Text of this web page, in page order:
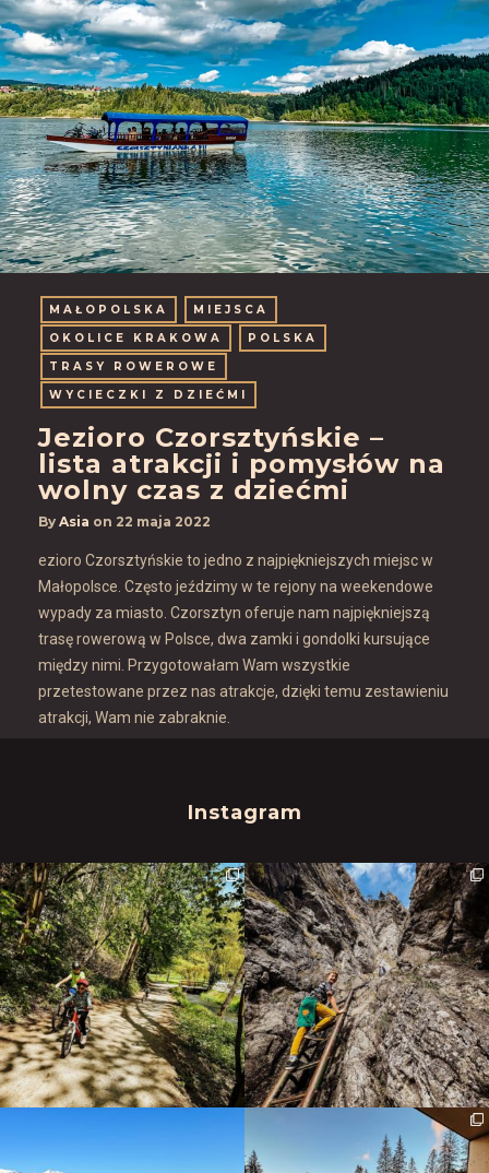
MAŁOPOLSKA
MIEJSCA
OKOLICE KRAKOWA
POLSKA
TRASY ROWEROWE
WYCIECZKI Z DZIEĆMI
Jezioro Czorsztyńskie –
lista atrakcji i pomysłów na
wolny czas z dziećmi
By Asia on 22 maja 2022
ezioro Czorsztyńskie to jedno z najpiękniejszych miejsc w
Małopolsce. Często jeździmy w te rejony na weekendowe
wypady za miasto. Czorsztyn oferuje nam najpiękniejszą
trasę rowerową w Polsce, dwa zamki i gondolki kursujące
między nimi. Przygotowałam Wam wszystkie
przetestowane przez nas atrakcje, dzięki temu zestawieniu
atrakcji, Wam nie zabraknie.
Instagram